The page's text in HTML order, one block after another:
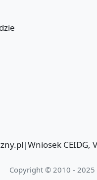
|Wniosek CEIDG,
Copyright © 2010 - 2025